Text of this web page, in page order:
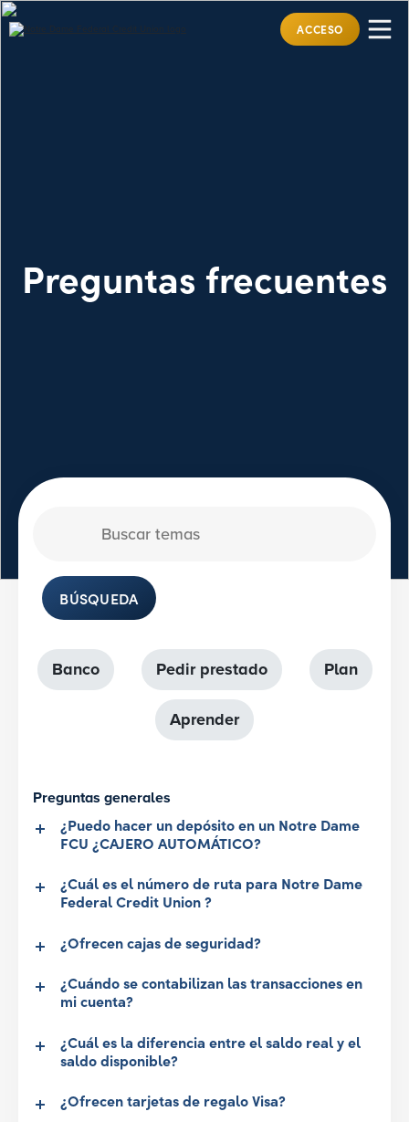
ACCESO
Preguntas frecuentes
BÚSQUEDA
Banco Pedir prestado Plan
Aprender
Preguntas generales
¿Puedo hacer un depósito en un Notre Dame
FCU ¿CAJERO AUTOMÁTICO?
¿Cuál es el número de ruta para Notre Dame
Federal Credit Union ?
¿Ofrecen cajas de seguridad?
¿Cuándo se contabilizan las transacciones en
mi cuenta?
¿Cuál es la diferencia entre el saldo real y el
saldo disponible?
¿Ofrecen tarjetas de regalo Visa?